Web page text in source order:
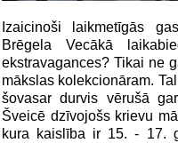
Izaicinoši laikmetīgās
Brēgela Vecākā
ekstravagances? Tikai ne
mākslas kolekcionāram.
šovasar durvis vērušā
Šveicē dzīvojošs krievu
kura kaislība ir 15. - 17.